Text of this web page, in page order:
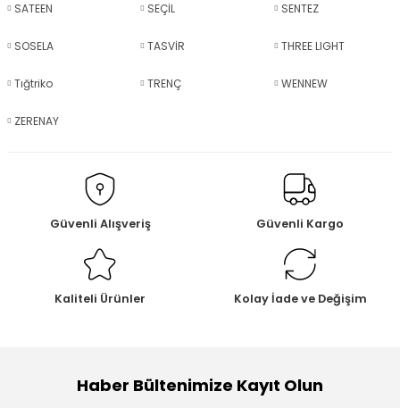
SATEEN SEÇİL SENTEZ
SOSELA TASVİR THREE LIGHT
Tığtriko TRENÇ WENNEW
ZERENAY
Güvenli Alışveriş Güvenli Kargo
Kaliteli Ürünler Kolay İade ve Değişim
Haber Bültenimize Kayıt Olun